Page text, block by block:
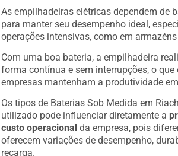
As empilhadeiras elétricas dependem de
para manter seu desempenho ideal,
operações intensivas, como em armazéns
Com uma boa bateria, a empilhadeira
forma contínua e sem interrupções, o que
empresas mantenham a produtividade
Os tipos de Baterias Sob Medida em
utilizado pode influenciar diretamente a
custo operacional da empresa, pois
oferecem variações de desempenho,
recarga.